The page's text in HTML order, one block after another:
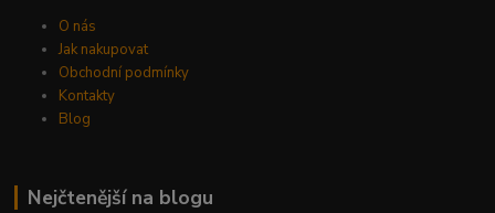
O nás
Jak nakupovat
Obchodní podmínky
Kontakty
Blog
Nejčtenější na blogu